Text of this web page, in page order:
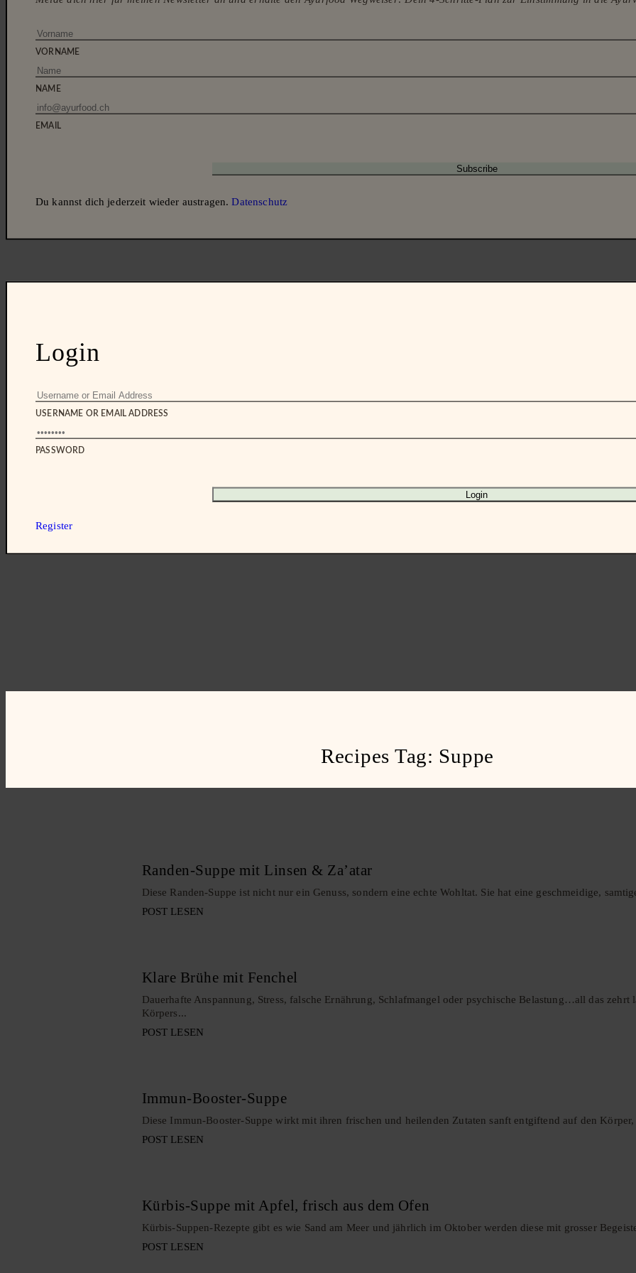
AYURFOOD
VORNAME
NAME
EMAIL
Du kannst dich jederzeit wieder austragen.Datenschutz
Login
USERNAME OR EMAIL ADDRESS
PASSWORD
Login
Register
Recipes Tag: Suppe
Randen-Suppe mit Linsen & Za’atar
Diese Randen-Suppe ist nicht nur ein Genuss, sondern eine echte Wohltat. Sie hat eine geschmeidige,
POST LESEN
Klare Brühe mit Fenchel
Dauerhafte Anspannung, Stress, falsche Ernährung, Schlafmangel oder psychische Belastung…all das zehrt
Körpers...
POST LESEN
Immun-Booster-Suppe
Diese Immun-Booster-Suppe wirkt mit ihren frischen und heilenden Zutaten sanft entgiftend auf den
POST LESEN
Kürbis-Suppe mit Apfel, frisch aus dem Ofen
Kürbis-Suppen-Rezepte gibt es wie Sand am Meer und jährlich im Oktober werden diese mit grosser
POST LESEN